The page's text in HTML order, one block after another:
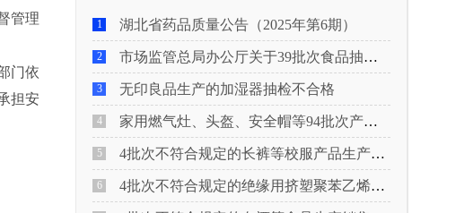
管理
门依
担安
1 湖北省药品质量公告（2025年第6期）
2 市场监管总局办公厅关于39批次食品抽检不合格情况的通报
3 无印良品生产的加湿器抽检不合格
4 家用燃气灶、头盔、安全帽等94批次产品抽查不合格！
5 4批次不符合规定的长裤等校服产品生产销售企业被济南市市场监管局通报！
6 4批次不符合规定的绝缘用挤塑聚苯乙烯泡沫板（XPS）等产品生产销售企业被广元市市场监督管理局通报！